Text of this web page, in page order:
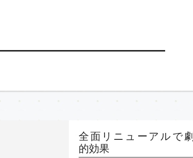
全面リニューアルで劇
的効果